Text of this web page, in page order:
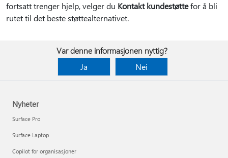
fortsatt trenger hjelp, velger du Kontakt kundestøttefor å bli
rutet til det beste støttealternativet.
Var denne informasjonen nyttig?
Ja
Nei
Nyheter
Surface Pro
Surface Laptop
Copilot for organisasjoner